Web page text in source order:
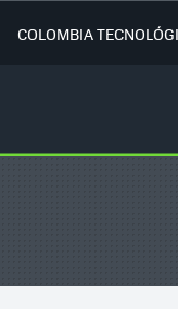
COLOMBIA